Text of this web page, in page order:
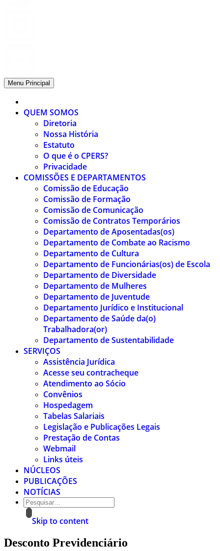
Menu Principal
QUEM SOMOS
Diretoria
Nossa História
Estatuto
O que é o CPERS?
Privacidade
COMISSÕES E DEPARTAMENTOS
Comissão de Educação
Comissão de Formação
Comissão de Comunicação
Comissão de Contratos Temporários
Departamento de Aposentadas(os)
Departamento de Combate ao Racismo
Departamento de Cultura
Departamento de Funcionárias(os) de Escola
Departamento de Diversidade
Departamento de Mulheres
Departamento de Juventude
Departamento Jurídico e Institucional
Departamento de Saúde da(o)
Trabalhadora(or)
Departamento de Sustentabilidade
SERVIÇOS
Assistência Jurídica
Acesse seu contracheque
Atendimento ao Sócio
Convênios
Hospedagem
Tabelas Salariais
Legislação e Publicações Legais
Prestação de Contas
Webmail
Links úteis
NÚCLEOS
PUBLICAÇÕES
NOTÍCIAS
Skip to content
Desconto Previdenciário